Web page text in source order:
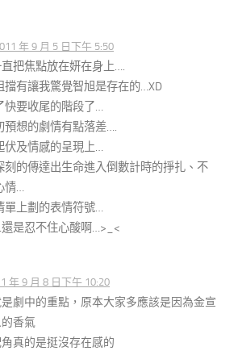
年 9 月 5 日下午 5:50
把焦點放在妍在身上….
擋有讓我驚覺智旭是存在的…XD
快要收尾的階段了…
預想的劇情有點落差….
伏及情感的呈現上…
刻的傳達出生命進入倒數計時的掙扎、不
情…
單上劃的表情符號…
是忍不住心酸啊…>_<
年 9 月 8 日下午 10:20
劇中的重點，原本大家多應該是因為金宣
香氣
真的是挺沒存在感的